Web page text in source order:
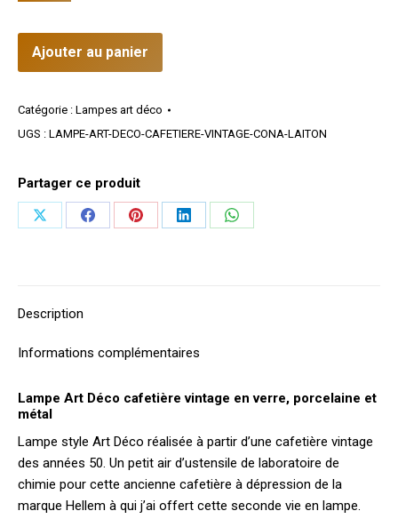
Ajouter au panier
Catégorie : Lampes art déco
UGS : LAMPE-ART-DECO-CAFETIERE-VINTAGE-CONA-LAITON
Partager ce produit
PartagerPartagerPartagerPartagerPartager
Description
Informations complémentaires
Lampe Art Déco cafetière vintage en verre, porcelaine et
métal
Lampe style Art Déco réalisée à partir d’une cafetière vintage
des années 50. Un petit air d’ustensile de laboratoire de
chimie pour cette ancienne cafetière à dépression de la
marque Hellem à qui j’ai offert cette seconde vie en lampe.